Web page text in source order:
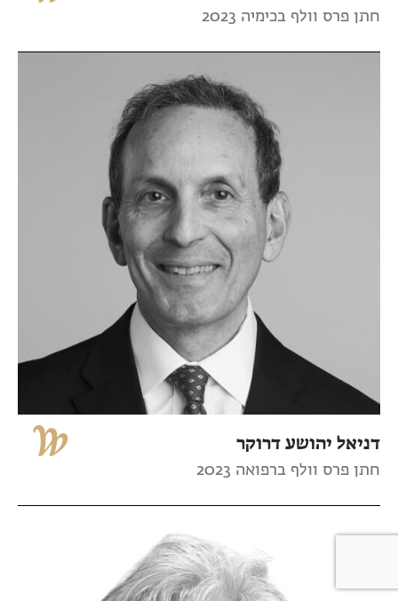
חתן פרס וולף בכימיה 2023
דניאל יהושע דרוקר
חתן פרס וולף ברפואה 2023